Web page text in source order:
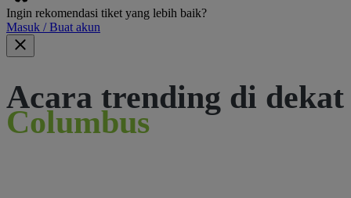
Ingin rekomendasi tiket yang lebih baik?
Masuk / Buat akun
Acara trending di dekat
Columbus